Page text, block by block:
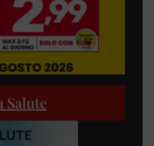
Salute